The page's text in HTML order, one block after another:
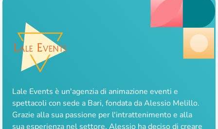
Lale Events è un'agenzia di animazione eventi e
spettacoli con sede a Bari, fondata da Alessio Melillo.
Grazie alla sua passione per l'intrattenimento e alla
sua esperienza nel settore, Alessio ha deciso di creare